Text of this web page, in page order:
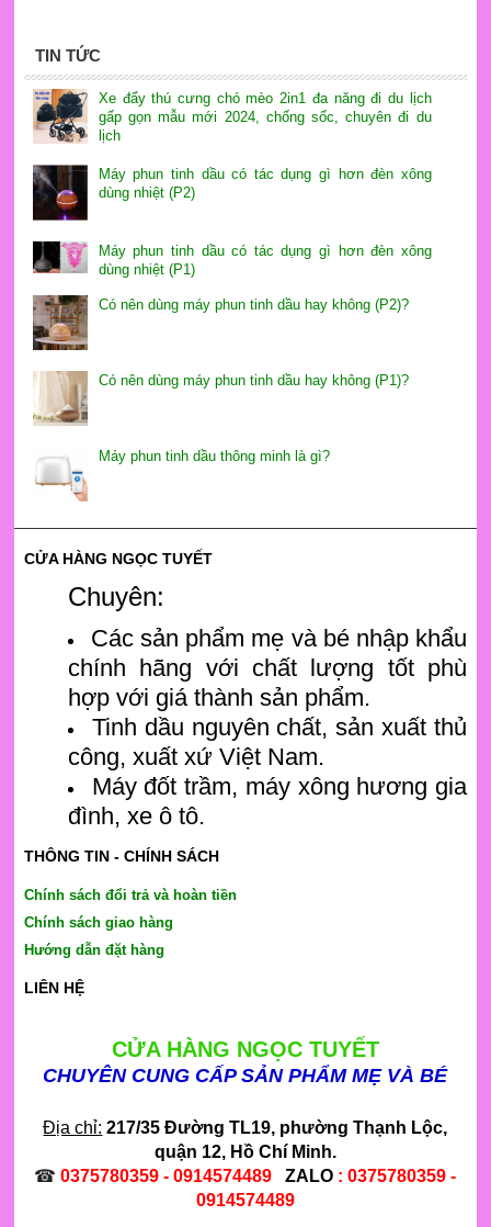
TIN TỨC
Xe đẩy thú cưng chó mèo 2in1 đa năng đi du lịch
gấp gọn mẫu mới 2024, chống sốc, chuyên đi du
lịch
Máy phun tinh dầu có tác dụng gì hơn đèn xông
dùng nhiệt (P2)
Máy phun tinh dầu có tác dụng gì hơn đèn xông
dùng nhiệt (P1)
Có nên dùng máy phun tinh dầu hay không (P2)?
Có nên dùng máy phun tinh dầu hay không (P1)?
Máy phun tinh dầu thông minh là gì?
CỬA HÀNG NGỌC TUYẾT
Chuyên:
Các sản phẩm mẹ và bé nhập khẩu
chính hãng với chất lượng tốt phù
hợp với giá thành sản phẩm.
Tinh dầu nguyên chất, sản xuất thủ
công, xuất xứ Việt Nam.
Máy đốt trầm, máy xông hương gia
đình, xe ô tô.
THÔNG TIN - CHÍNH SÁCH
Chính sách đổi trả và hoàn tiền
Chính sách giao hàng
Hướng dẫn đặt hàng
LIÊN HỆ
CỬA HÀNG NGỌC TUYẾT
CHUYÊN CUNG CẤP SẢN PHẨM MẸ VÀ BÉ
Địa chỉ: 217/35 Đường TL19, phường Thạnh Lộc,
quận 12, Hồ Chí Minh.
☎ 0375780359 - 0914574489ZALO : 0375780359 -
0914574489